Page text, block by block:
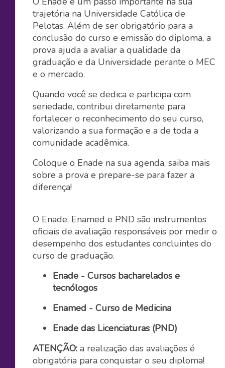
trajetória na Universidade Católica de
Pelotas. Além de ser obrigatório para a
conclusão do curso e emissão do diploma, a
prova ajuda a avaliar a qualidade da
graduação e da Universidade perante o MEC
e o mercado.
Quando você se dedica e participa com
seriedade, contribui diretamente para
fortalecer o reconhecimento do seu curso,
valorizando a sua formação e a de toda a
comunidade acadêmica.
Coloque o Enade na sua agenda, saiba mais
sobre a prova e prepare-se para fazer a
diferença!
O Enade, Enamed e PND são instrumentos
oficiais de avaliação responsáveis por medir o
desempenho dos estudantes concluintes do
curso de graduação.
Enade - Cursos bacharelados e
tecnólogos
Enamed - Curso de Medicina
Enade das Licenciaturas (PND)
ATENÇÃO: a realização das avaliações é
obrigatória para conquistar o seu diploma!